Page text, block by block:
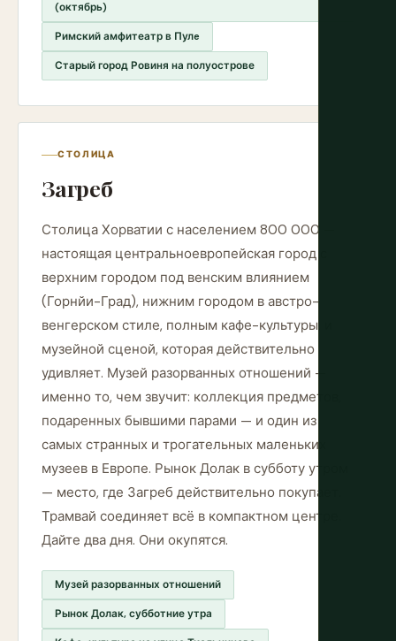
(октябрь)
Римский амфитеатр в Пулe
Старый город Ровиня на полуострове
СТОЛИЦА
Загреб
Столица Хорватии с населением 800 000 —
настоящая центральноевропейская город с
верхним городом под венским влиянием
(Горнйи-Град), нижним городом в австро-
венгерском стиле, полным кафе-культуры, и
музейной сценой, которая действительно
удивляет. Музей разорванных отношений —
именно то, чем звучит: коллекция предметов,
подаренных бывшими парами — и один из
самых странных и трогательных маленьких
музеев в Европе. Рынок Долак в субботу утром
— место, где Загреб действительно покупает.
Трамвай соединяет всё в компактном центре.
Дайте два дня. Они окупятся.
Музей разорванных отношений
Рынок Долак, субботние утра